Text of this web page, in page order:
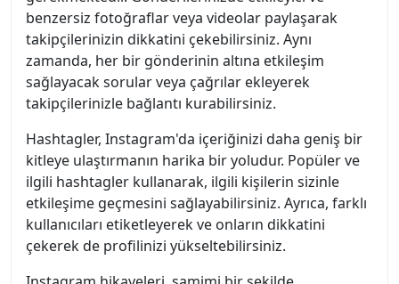
benzersiz fotoğraflar veya videolar paylaşarak
takipçilerinizin dikkatini çekebilirsiniz. Aynı
zamanda, her bir gönderinin altına etkileşim
sağlayacak sorular veya çağrılar ekleyerek
takipçilerinizle bağlantı kurabilirsiniz.
Hashtagler, Instagram'da içeriğinizi daha geniş bir
kitleye ulaştırmanın harika bir yoludur. Popüler ve
ilgili hashtagler kullanarak, ilgili kişilerin sizinle
etkileşime geçmesini sağlayabilirsiniz. Ayrıca, farklı
kullanıcıları etiketleyerek ve onların dikkatini
çekerek de profilinizi yükseltebilirsiniz.